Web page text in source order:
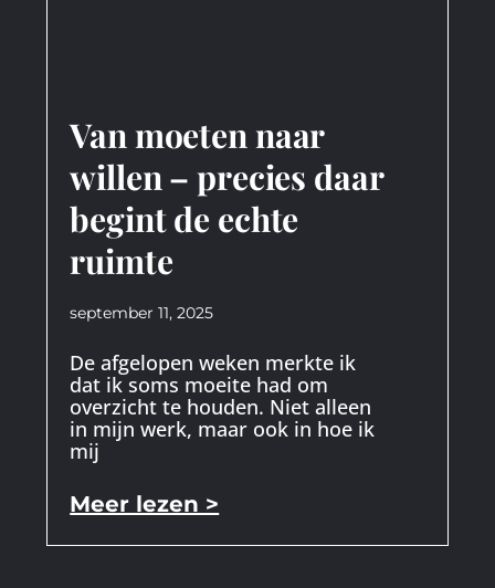
Van moeten naar
willen – precies daar
begint de echte
ruimte
september 11, 2025
De afgelopen weken merkte ik
dat ik soms moeite had om
overzicht te houden. Niet alleen
in mijn werk, maar ook in hoe ik
mij
Meer lezen >